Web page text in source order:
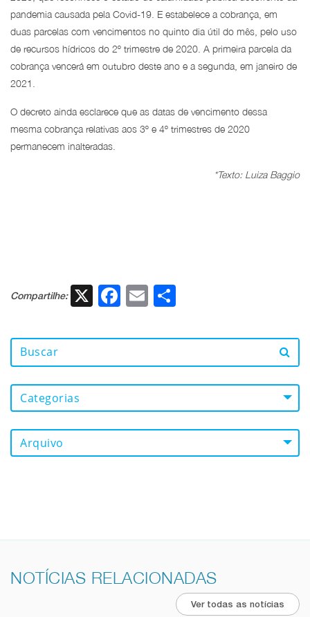
pandemia causada pela Covid-19. E estabelece a cobrança, em
duas parcelas com vencimentos no quinto dia útil do mês, pelo uso
de recursos hídricos do 2º trimestre de 2020. A primeira parcela da
cobrança vencerá em outubro deste ano e a segunda, em janeiro de
2021.
O decreto ainda esclarece que as datas de vencimento dessa
mesma cobrança relativas aos 3º e 4º trimestres de 2020
permanecem inalteradas.
*Texto: Luiza Baggio
Compartilhe: X Facebook
Email
Categorias
Arquivo
NOTÍCIAS RELACIONADAS
Ver todas as notícias